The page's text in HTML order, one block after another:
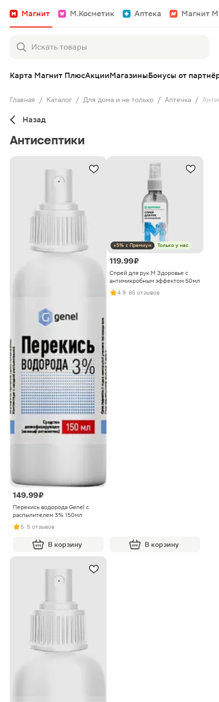
Магнит М.Косметик Аптека Магнит
Карта Магнит ПлюсАкцииМагазиныБонусы от
Главная / Каталог / Для дома и не только / Аптечка /
Назад
Антисептики
149.99 ₽
Перекись водорода Genel с
распылителем 3% 150мл
5· 5 отзывов
В корзину
+5% с Премиум Только у нас
119.99 ₽
Спрей для рук М Здоровье с
антимикробным эффектом 50мл
4.9· 85 отзывов
В корзину